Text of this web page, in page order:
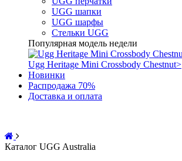
UGG шапки
UGG шарфы
Стельки UGG
Популярная модель недели
Ugg Heritage Mini Crossbody Chestnut>
Новинки
Распродажа 70%
Доставка и оплата
Каталог UGG Australia